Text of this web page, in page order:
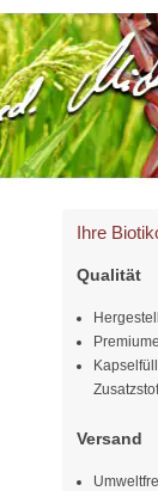
Ihre
Qualität
Versand